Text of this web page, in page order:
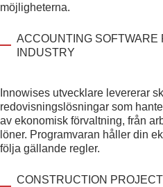
möjligheterna.
ACCOUNTING SOFTWARE
INDUSTRY
Innowises utvecklare levererar
redovisningslösningar som
av ekonomisk förvaltning, från
löner. Programvaran håller din
följa gällande regler.
CONSTRUCTION